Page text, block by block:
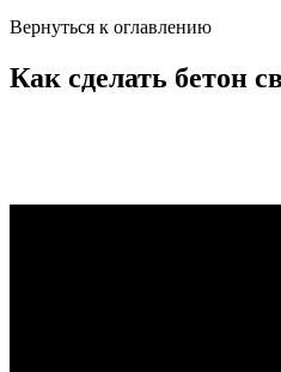
Вернуться к оглавлению
Как сделать бетон